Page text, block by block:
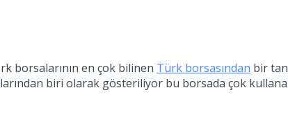
borsalarının en çok bilinen Türk borsasından bir
biri olarak gösteriliyor bu borsada çok